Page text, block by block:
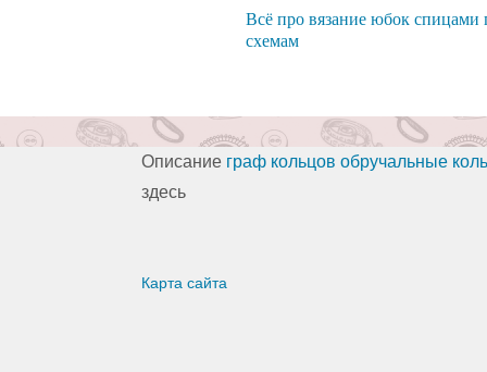
Всё про вязание юбок спицами
схемам
Описание граф кольцов обручальные
здесь
Карта сайта